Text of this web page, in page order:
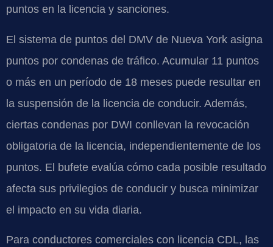
puntos en la licencia y sanciones.
El sistema de puntos del DMV de Nueva York asigna
puntos por condenas de tráfico. Acumular 11 puntos
o más en un período de 18 meses puede resultar en
la suspensión de la licencia de conducir. Además,
ciertas condenas por DWI conllevan la revocación
obligatoria de la licencia, independientemente de los
puntos. El bufete evalúa cómo cada posible resultado
afecta sus privilegios de conducir y busca minimizar
el impacto en su vida diaria.
Para conductores comerciales con licencia CDL, las